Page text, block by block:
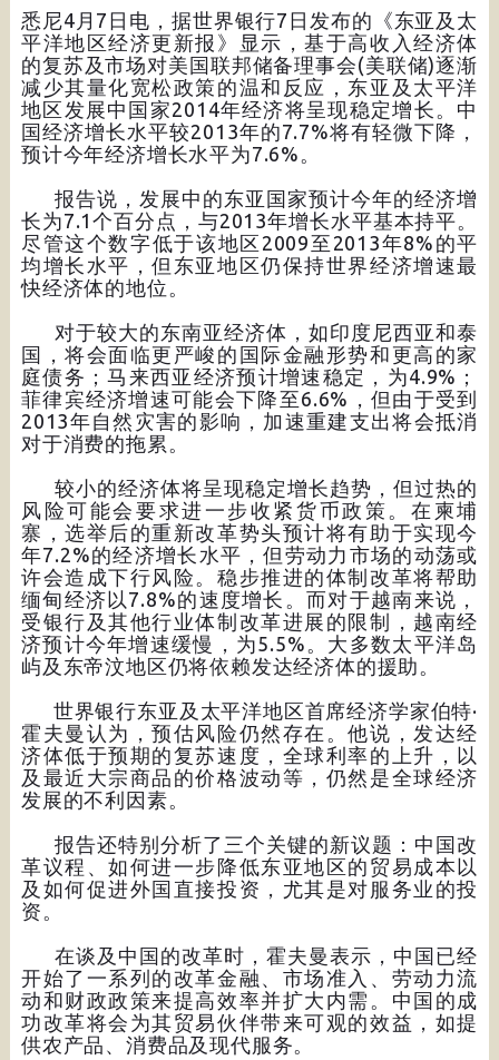
悉尼4月7日电，据世界银行7日发布的《东亚及太
平洋地区经济更新报》显示，基于高收入经济体
的复苏及市场对美国联邦储备理事会(美联储)逐渐
减少其量化宽松政策的温和反应，东亚及太平洋
地区发展中国家2014年经济将呈现稳定增长。中
国经济增长水平较2013年的7.7%将有轻微下降，
预计今年经济增长水平为7.6%。
报告说，发展中的东亚国家预计今年的经济增
长为7.1个百分点，与2013年增长水平基本持平。
尽管这个数字低于该地区2009至2013年8%的平
均增长水平，但东亚地区仍保持世界经济增速最
快经济体的地位。
对于较大的东南亚经济体，如印度尼西亚和泰
国，将会面临更严峻的国际金融形势和更高的家
庭债务；马来西亚经济预计增速稳定，为4.9%；
菲律宾经济增速可能会下降至6.6%，但由于受到
2013年自然灾害的影响，加速重建支出将会抵消
对于消费的拖累。
较小的经济体将呈现稳定增长趋势，但过热的
风险可能会要求进一步收紧货币政策。在柬埔
寨，选举后的重新改革势头预计将有助于实现今
年7.2%的经济增长水平，但劳动力市场的动荡或
许会造成下行风险。稳步推进的体制改革将帮助
缅甸经济以7.8%的速度增长。而对于越南来说，
受银行及其他行业体制改革进展的限制，越南经
济预计今年增速缓慢，为5.5%。大多数太平洋岛
屿及东帝汶地区仍将依赖发达经济体的援助。
世界银行东亚及太平洋地区首席经济学家伯特·
霍夫曼认为，预估风险仍然存在。他说，发达经
济体低于预期的复苏速度，全球利率的上升，以
及最近大宗商品的价格波动等，仍然是全球经济
发展的不利因素。
报告还特别分析了三个关键的新议题：中国改
革议程、如何进一步降低东亚地区的贸易成本以
及如何促进外国直接投资，尤其是对服务业的投
资。
在谈及中国的改革时，霍夫曼表示，中国已经
开始了一系列的改革金融、市场准入、劳动力流
动和财政政策来提高效率并扩大内需。中国的成
功改革将会为其贸易伙伴带来可观的效益，如提
供农产品、消费品及现代服务。